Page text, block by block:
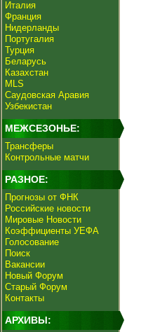
Италия
Франция
Нидерланды
Португалия
Турция
Беларусь
Казахстан
MLS
Саудовская Аравия
Узбекистан
МЕЖСЕЗОНЬЕ:
Трансферы
Контрольные матчи
РАЗНОЕ:
Прогнозы от ФНК
Российские новости
Мировые Новости
Коэффициенты УЕФА
Голосование
Поиск
Вакансии
Новый Форум
Старый Форум
Контакты
АРХИВЫ: